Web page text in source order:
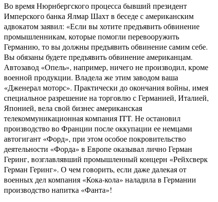
Во время Нюрнбергского процесса бывший президент
Имперского банка Ялмар Шахт в беседе с американским
адвокатом заявил: «Если вы хотите предъявить обвинение
промышленникам, которые помогли перевооружить
Германию, то вы должны предъявить обвинение самим себе.
Вы обязаны будете предъявить обвинение американцам.
Автозавод «Опель», например, ничего не производил, кроме
военной продукции. Владела же этим заводом ваша
«Дженерал моторс». Практически до окончания войны, имея
специальное разрешение на торговлю с Германией, Италией,
Японией, вела свой бизнес американская
телекоммуникационная компания ITT. Не остановил
производство во Франции после оккупации ее немцами
автогигант «Форд», при этом особое покровительство
деятельности «Форда» в Европе оказывал лично Герман
Геринг, возглавлявший промышленный концерн «Рейхсверк
Герман Геринг». О чем говорить, если даже далекая от
военных дел компания «Кока-кола» наладила в Германии
производство напитка «Фанта»!